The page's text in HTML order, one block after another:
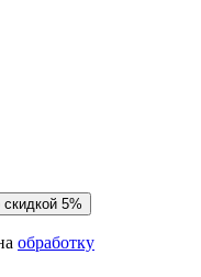
скидкой 5%
обработку